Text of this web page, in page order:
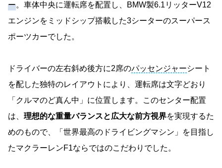
ー。車体中央に運転席を配置し、BMW製6.1リッターV12
エンジンをミッドシップ搭載した3シーターのスーパース
ポーツカーでした。
ドライバーの左右斜め後方に2席のパッセンジャーシート
を配した独特のレイアウトにより、運転席は文字どおり
「クルマのど真ん中」に位置します。このセンター配置
は、 理想的な重量バランスと広大な前方視界を実現するた
めのもので、「世界最高のドライビングマシン」を目指し
たマクラーレンF1ならではのこだわりでした。